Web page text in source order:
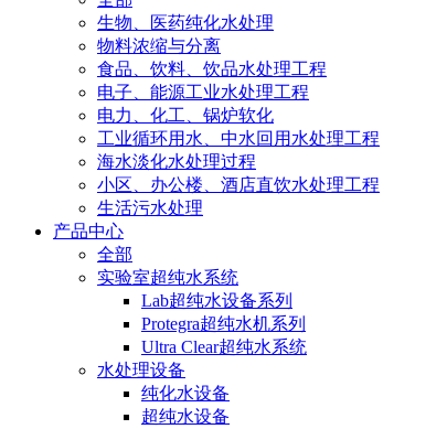
生物、医药纯化水处理
物料浓缩与分离
食品、饮料、饮品水处理工程
电子、能源工业水处理工程
电力、化工、锅炉软化
工业循环用水、中水回用水处理工程
海水淡化水处理过程
小区、办公楼、酒店直饮水处理工程
生活污水处理
产品中心
全部
实验室超纯水系统
Lab超纯水设备系列
Protegra超纯水机系列
Ultra Clear超纯水系统
水处理设备
纯化水设备
超纯水设备